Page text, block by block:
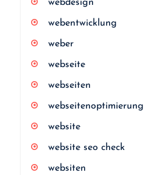
webdesign
webentwicklung
weber
webseite
webseiten
webseitenoptimierung
website
website seo check
websiten